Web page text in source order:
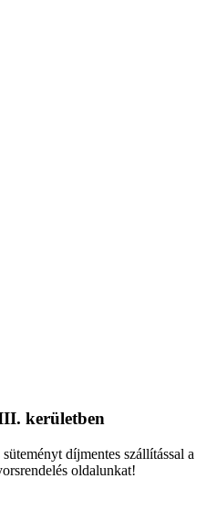
kerületben
díjmentes szállítással a
oldalunkat!